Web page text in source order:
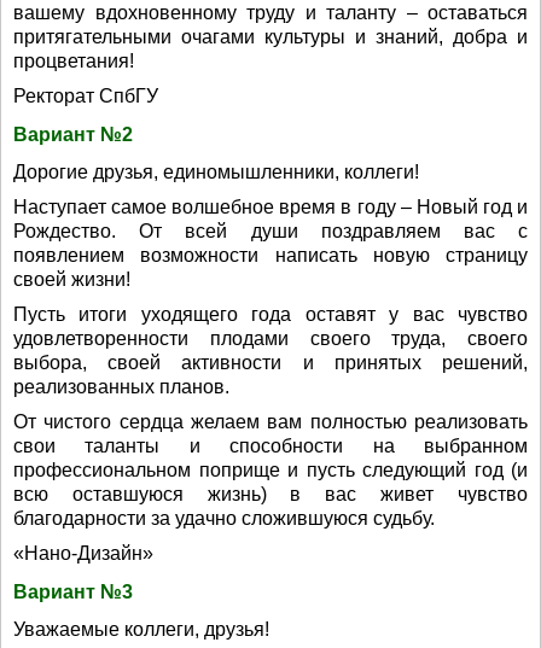
вашему вдохновенному труду и таланту – оставаться
притягательными очагами культуры и знаний, добра и
процветания!
Ректорат СпбГУ
Вариант №2
Дорогие друзья, единомышленники, коллеги!
Наступает самое волшебное время в году – Новый год и
Рождество. От всей души поздравляем вас с
появлением возможности написать новую страницу
своей жизни!
Пусть итоги уходящего года оставят у вас чувство
удовлетворенности плодами своего труда, своего
выбора, своей активности и принятых решений,
реализованных планов.
От чистого сердца желаем вам полностью реализовать
свои таланты и способности на выбранном
профессиональном поприще и пусть следующий год (и
всю оставшуюся жизнь) в вас живет чувство
благодарности за удачно сложившуюся судьбу.
«Нано-Дизайн»
Вариант №3
Уважаемые коллеги, друзья!